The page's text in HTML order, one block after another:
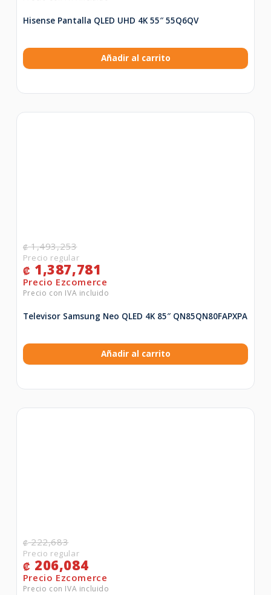
Hisense Pantalla QLED UHD 4K 55″ 55Q6QV
Añadir al carrito
₡1,493,253
₡ 1,387,781
Televisor Samsung Neo QLED 4K 85″ QN85QN80FAPXPA
Añadir al carrito
₡222,683
₡ 206,084